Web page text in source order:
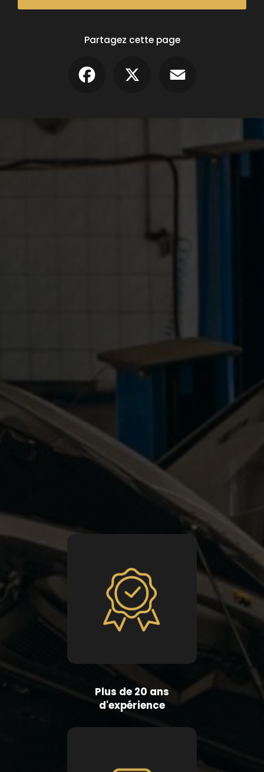
Partagez cette page
Plus de 20 ans
d'expérience